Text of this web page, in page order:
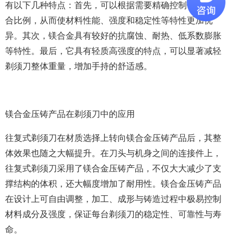
有以下几种特点：首先，可以根据需要精确控制镁合金混
合比例，从而使材料性能、强度和稳定性等特性更加优
异。其次，镁合金具有较好的抗腐蚀、耐热、低系数膨胀
等特性。最后，它具有轻质高强度的特点，可以显著减轻
剃须刀整体重量，增加手持的舒适感。
镁合金压铸产品在剃须刀中的应用
往复式剃须刀在材质选择上转向镁合金压铸产品后，其整
体效果也随之大幅提升。在刀头与机身之间的连接件上，
往复式剃须刀采用了镁合金压铸产品，不仅大大减少了支
撑结构的体积，还大幅度增加了耐用性。镁合金压铸产品
在设计上可自由调整，加工、成形与铸造过程中极易控制
材料成分及强度，保证每台剃须刀的稳定性、可靠性与寿
命。